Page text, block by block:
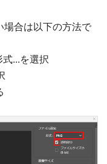
場合は以下の方法で
...を選択